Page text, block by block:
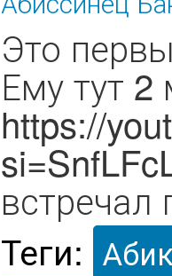
Это
Ему тут
https://
встречал
Теги: